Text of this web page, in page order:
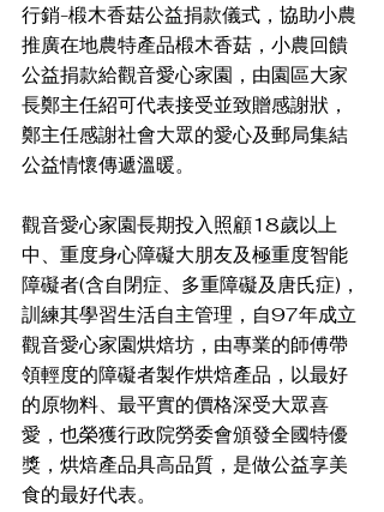
行銷-椴木香菇公益捐款儀式，協助小農
推廣在地農特產品椴木香菇，小農回饋
公益捐款給觀音愛心家園，由園區大家
長鄭主任紹可代表接受並致贈感謝狀，
鄭主任感謝社會大眾的愛心及郵局集結
公益情懷傳遞溫暖。
觀音愛心家園長期投入照顧18歲以上
中、重度身心障礙大朋友及極重度智能
障礙者(含自閉症、多重障礙及唐氏症)，
訓練其學習生活自主管理，自97年成立
觀音愛心家園烘焙坊，由專業的師傅帶
領輕度的障礙者製作烘焙產品，以最好
的原物料、最平實的價格深受大眾喜
愛，也榮獲行政院勞委會頒發全國特優
獎，烘焙產品具高品質，是做公益享美
食的最好代表。